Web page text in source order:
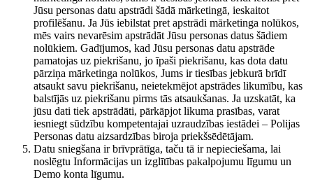
Jūsu personas datu apstrādi šādā mārketingā, ieskaitot
profilēšanu. Ja Jūs iebilstat pret apstrādi mārketinga nolūkos,
mēs vairs nevarēsim apstrādāt Jūsu personas datus šādiem
nolūkiem. Gadījumos, kad Jūsu personas datu apstrāde
pamatojas uz piekrišanu, jo īpaši piekrišanu, kas dota datu
pārziņa mārketinga nolūkos, Jums ir tiesības jebkurā brīdī
atsaukt savu piekrišanu, neietekmējot apstrādes likumību, kas
balstījās uz piekrišanu pirms tās atsaukšanas. Ja uzskatāt, ka
jūsu dati tiek apstrādāti, pārkāpjot likuma prasības, varat
iesniegt sūdzību kompetentajai uzraudzības iestādei – Polijas
Personas datu aizsardzības biroja priekšsēdētājam.
Datu sniegšana ir brīvprātīga, taču tā ir nepieciešama, lai
noslēgtu Informācijas un izglītības pakalpojumu līgumu un
Demo konta līgumu.